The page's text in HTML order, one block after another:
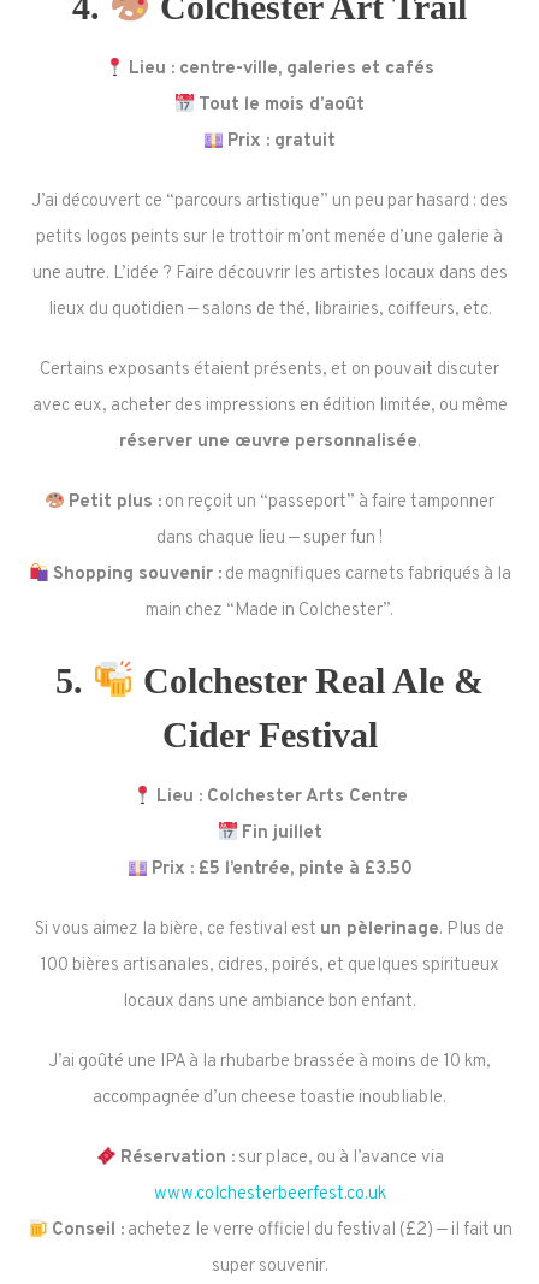
Lieu : centre-ville, galeries et cafés
Tout le mois d’août
Prix : gratuit
J’ai découvert ce “parcours artistique” un peu par hasard : des
petits logos peints sur le trottoir m’ont menée d’une galerie à
une autre. L’idée ? Faire découvrir les artistes locaux dans des
lieux du quotidien — salons de thé, librairies, coiffeurs, etc.
Certains exposants étaient présents, et on pouvait discuter
avec eux, acheter des impressions en édition limitée, ou même
réserver une œuvre personnalisée.
Petit plus : on reçoit un “passeport” à faire tamponner
dans chaque lieu — super fun !
Shopping souvenir :de magnifiques carnets fabriqués à la
main chez “Made in Colchester”.
5.
Colchester Real Ale &
Cider Festival
Lieu : Colchester Arts Centre
Fin juillet
Prix : £5 l’entrée, pinte à £3.50
Si vous aimez la bière, ce festival est un pèlerinage. Plus de
100 bières artisanales, cidres, poirés, et quelques spiritueux
locaux dans une ambiance bon enfant.
J’ai goûté une IPA à la rhubarbe brassée à moins de 10 km,
accompagnée d’un cheese toastie inoubliable.
Réservation :sur place, ou à l’avance via
www.colchesterbeerfest.co.uk
Conseil :achetez le verre officiel du festival (£2) — il fait un
super souvenir.